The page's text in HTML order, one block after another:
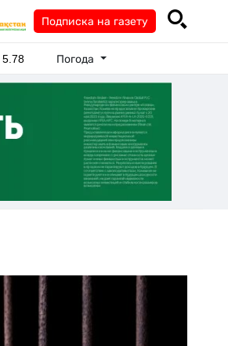
Подписка на газету
Погода